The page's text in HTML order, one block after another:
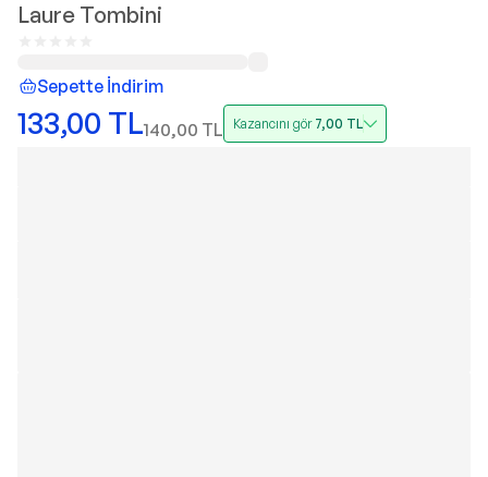
Laure Tombini
Sepette İndirim
133,00 TL140,00 TL Kazancını gör 7,00 TL